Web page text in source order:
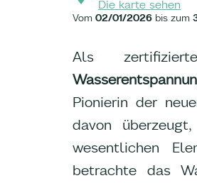
Die karte sehen
Vom 02/01/2026 bis zum
Als
Pionierin der
davon
wesentlichen
betrachte das